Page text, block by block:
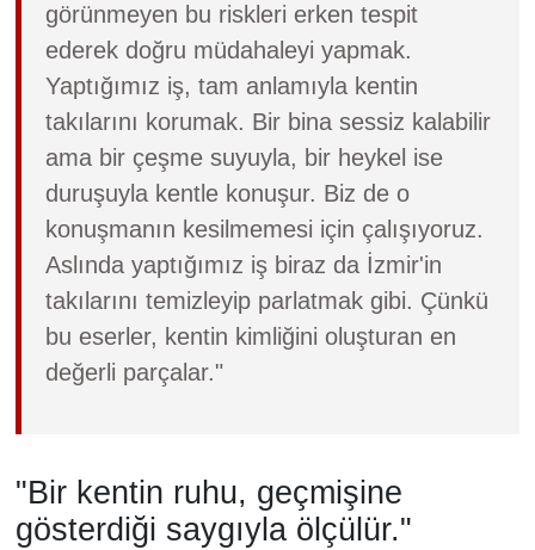
görünmeyen bu riskleri erken tespit
ederek doğru müdahaleyi yapmak.
Yaptığımız iş, tam anlamıyla kentin
takılarını korumak. Bir bina sessiz kalabilir
ama bir çeşme suyuyla, bir heykel ise
duruşuyla kentle konuşur. Biz de o
konuşmanın kesilmemesi için çalışıyoruz.
Aslında yaptığımız iş biraz da İzmir'in
takılarını temizleyip parlatmak gibi. Çünkü
bu eserler, kentin kimliğini oluşturan en
değerli parçalar."
"Bir kentin ruhu, geçmişine
gösterdiği saygıyla ölçülür."